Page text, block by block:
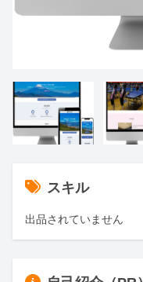
スキル
出品されていません